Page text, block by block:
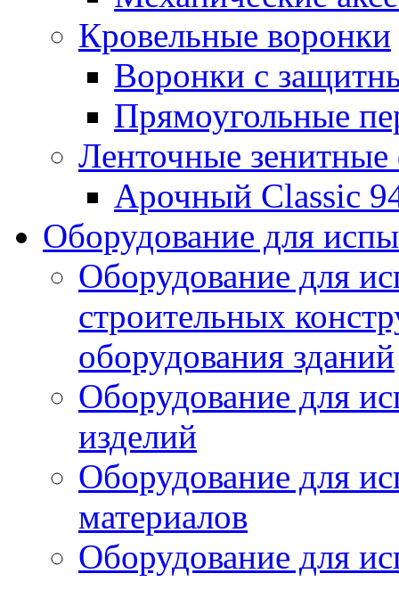
Кровельные воронки
Воронки с
Прямоугольные
Ленточные
Арочный Classic
Оборудование для
Оборудование для
строительных
оборудования зданий
Оборудование для
изделий
Оборудование для
материалов
Оборудование для